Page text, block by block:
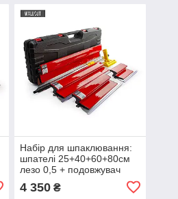
Набір для шпаклювання:
шпателі 25+40+60+80см
лезо 0,5 + подовжувач
4 350₴